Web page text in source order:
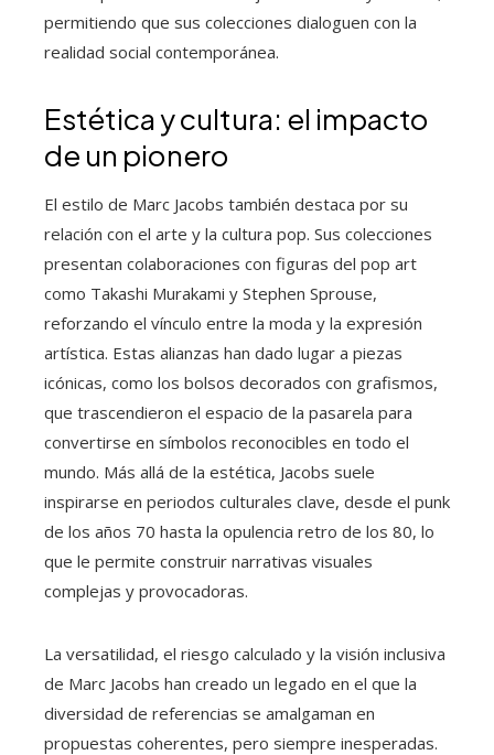
permitiendo que sus colecciones dialoguen con la
realidad social contemporánea.
Estética y cultura: el impacto
de un pionero
El estilo de Marc Jacobs también destaca por su
relación con el arte y la cultura pop. Sus colecciones
presentan colaboraciones con figuras del pop art
como Takashi Murakami y Stephen Sprouse,
reforzando el vínculo entre la moda y la expresión
artística. Estas alianzas han dado lugar a piezas
icónicas, como los bolsos decorados con grafismos,
que trascendieron el espacio de la pasarela para
convertirse en símbolos reconocibles en todo el
mundo. Más allá de la estética, Jacobs suele
inspirarse en periodos culturales clave, desde el punk
de los años 70 hasta la opulencia retro de los 80, lo
que le permite construir narrativas visuales
complejas y provocadoras.
La versatilidad, el riesgo calculado y la visión inclusiva
de Marc Jacobs han creado un legado en el que la
diversidad de referencias se amalgaman en
propuestas coherentes, pero siempre inesperadas.